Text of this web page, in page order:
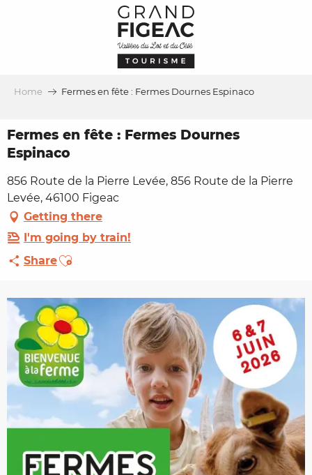
Home Fermes en fête : Fermes Dournes Espinaco
Fermes en fête : Fermes Dournes
Espinaco
856 Route de la Pierre Levée, 856 Route de la Pierre
Levée, 46100 Figeac
Getting there
I'm going by train!
ShareAjouter aux favoris